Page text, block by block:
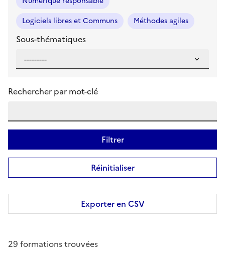
Logiciels libres et Communs
Méthodes agiles
Sous-thématiques
Rechercher par mot-clé
Filtrer
Réinitialiser
Exporter en CSV
29 formations trouvées